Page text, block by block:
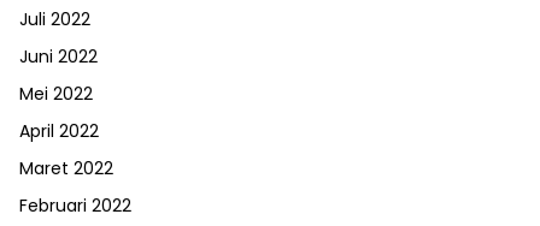
Juli 2022
Juni 2022
Mei 2022
April 2022
Maret 2022
Februari 2022